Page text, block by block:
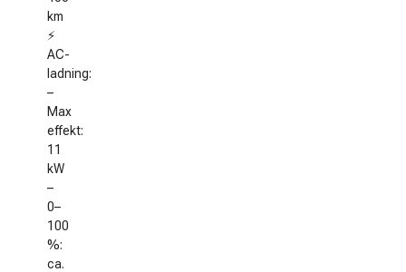
km
⚡
AC-
ladning:
–
Max
effekt:
11
kW
–
0–
100
%:
ca.